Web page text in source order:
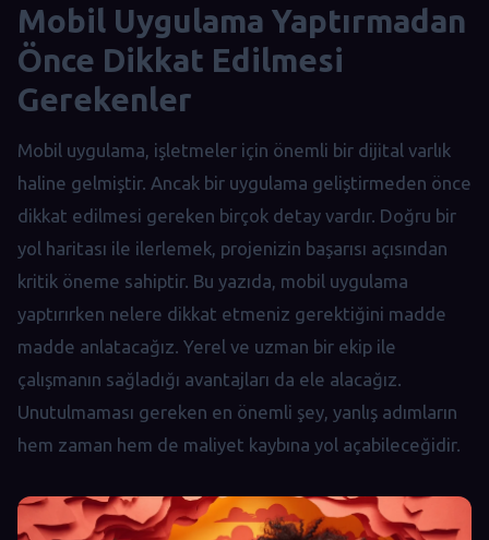
Mobil Uygulama Yaptırmadan
Önce Dikkat Edilmesi
Gerekenler
Mobil uygulama, işletmeler için önemli bir dijital varlık
haline gelmiştir. Ancak bir uygulama geliştirmeden önce
dikkat edilmesi gereken birçok detay vardır. Doğru bir
yol haritası ile ilerlemek, projenizin başarısı açısından
kritik öneme sahiptir. Bu yazıda, mobil uygulama
yaptırırken nelere dikkat etmeniz gerektiğini madde
madde anlatacağız. Yerel ve uzman bir ekip ile
çalışmanın sağladığı avantajları da ele alacağız.
Unutulmaması gereken en önemli şey, yanlış adımların
hem zaman hem de maliyet kaybına yol açabileceğidir.